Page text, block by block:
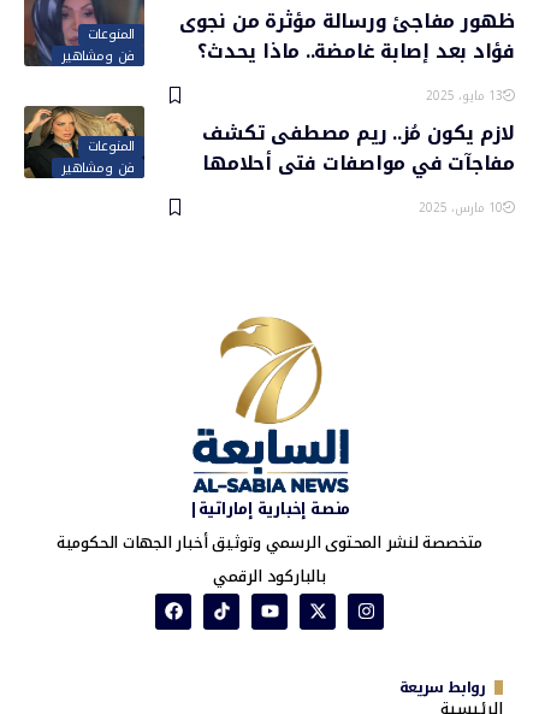
المنوعات
فن ومشاهير
ظهور مفاجئ ورسالة مؤثرة من نجوى
فؤاد بعد إصابة غامضة.. ماذا يحدث؟
13 مايو، 2025
المنوعات
فن ومشاهير
لازم يكون مُز.. ريم مصطفى تكشف
مفاجآت في مواصفات فتى أحلامها
10 مارس، 2025
منصة إخبارية إماراتية|
متخصصة لنشر المحتوى الرسمي وتوثيق أخبار الجهات الحكومية
بالباركود الرقمي
روابط سريعة